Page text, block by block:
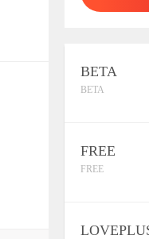
BETA
BETA
FREE
FREE